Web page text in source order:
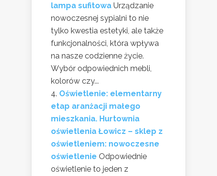
lampa sufitowa Urządzanie
nowoczesnej sypialni to nie
tylko kwestia estetyki, ale także
funkcjonalności, która wpływa
na nasze codzienne życie.
Wybór odpowiednich mebli,
kolorów czy...
Oświetlenie: elementarny
etap aranżacji małego
mieszkania. Hurtownia
oświetlenia Łowicz – sklep z
oświetleniem: nowoczesne
oświetlenie Odpowiednie
oświetlenie to jeden z